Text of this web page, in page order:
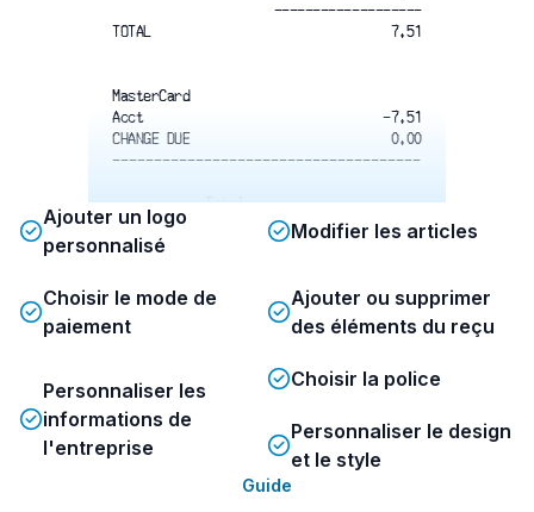
-------------------
TOTAL
7.51
MasterCard
Acct
-7.51
CHANGE DUE
0.00
-------------------------------------
Total
For Catering Call
www.marbleslab.com
- Thank You -
Ajouter un logo
personnalisé
Modifier les articles
Choisir le mode de
paiement
Ajouter ou supprimer
des éléments du reçu
Personnaliser les
informations de
l'entreprise
Choisir la police
Personnaliser le design
et le style
Guide